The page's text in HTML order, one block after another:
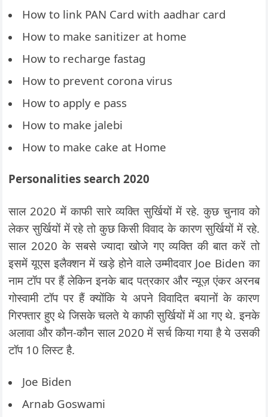
How to link PAN Card with aadhar card
How to make sanitizer at home
How to recharge fastag
How to prevent corona virus
How to apply e pass
How to make jalebi
How to make cake at Home
Personalities search 2020
साल 2020 में काफी सारे व्यक्ति सुर्खियों में रहे. कुछ चुनाव को
लेकर सुर्खियों में रहे तो कुछ किसी विवाद के कारण सुर्खियों में रहे.
साल 2020 के सबसे ज्यादा खोजे गए व्यक्ति की बात करें तो
इसमें यूएस इलैक्शन में खड़े होने वाले उम्मीदवार Joe Biden का
नाम टॉप पर हैं लेकिन इनके बाद पत्रकार और न्यूज़ एंकर अरनब
गोस्वामी टॉप पर हैं क्योंकि ये अपने विवादित बयानों के कारण
गिरफ्तार हुए थे जिसके चलते ये काफी सुर्खियों में आ गए थे. इनके
अलावा और कौन-कौन साल 2020 में सर्च किया गया है ये उसकी
टॉप 10 लिस्ट है.
Joe Biden
Arnab Goswami